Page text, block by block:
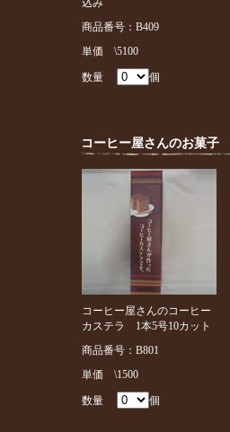
込み
商品番号：B409
単価 \5100
数量 個
コーヒー屋さんのお菓子
コーヒー屋さんのコーヒー
カステラ 1本5号10カット
商品番号：B801
単価 \1500
数量 個